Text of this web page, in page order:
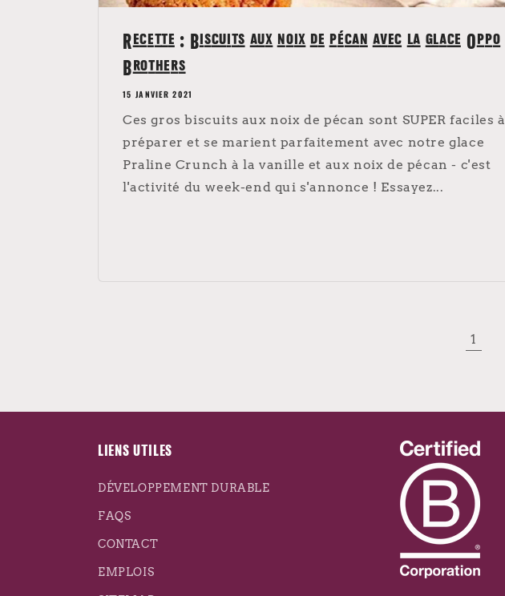
Recette : Biscuits aux noix de pécan avec la glace Oppo
Brothers
15 JANVIER 2021
Ces gros biscuits aux noix de pécan sont SUPER faciles à
préparer et se marient parfaitement avec notre glace
Praline Crunch à la vanille et aux noix de pécan - c'est
l'activité du week-end qui s'annonce ! Essayez...
1
LIENS UTILES
DÉVELOPPEMENT DURABLE
FAQS
CONTACT
EMPLOIS